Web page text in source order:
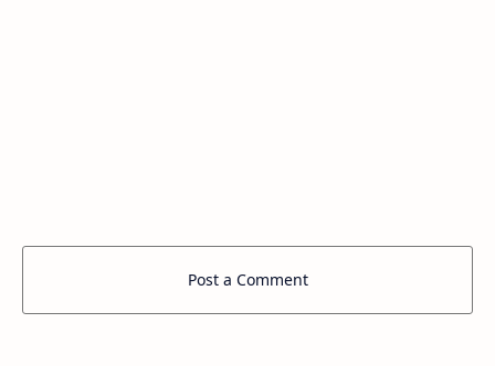
Post a Comment